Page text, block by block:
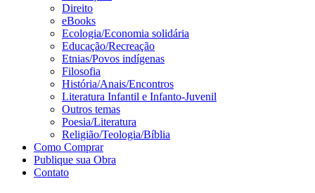
Direito
eBooks
Ecologia/Economia solidária
Educação/Recreação
Etnias/Povos indígenas
Filosofia
História/Anais/Encontros
Literatura Infantil e Infanto-Juvenil
Outros temas
Poesia/Literatura
Religião/Teologia/Bíblia
Como Comprar
Publique sua Obra
Contato